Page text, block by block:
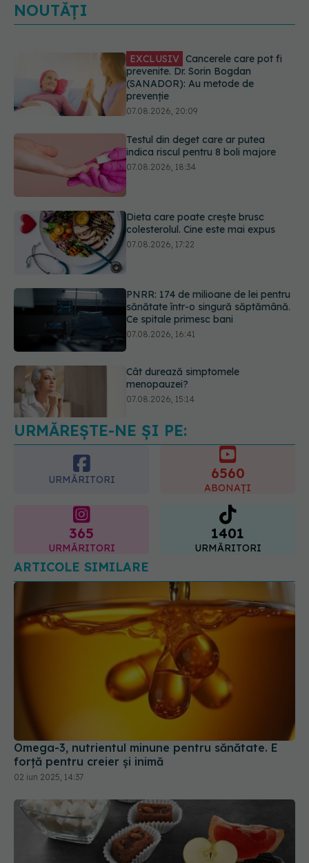
NOUTĂȚI
Testul din deget care ar putea
indica riscul pentru 8 boli majore
07.08.2026, 18:34
Dieta care poate crește brusc
colesterolul. Cine este mai expus
07.08.2026, 17:22
PNRR: 174 de milioane de lei pentru
sănătate într-o singură săptămână.
Ce spitale primesc bani
Cât durează simptomele
menopauzei?
07.08.2026, 15:14
EXCLUSIV Cancerele care pot fi
prevenite. Dr. Sorin Bogdan
(SANADOR): Au metode de
prevenție
URMĂREȘTE-NE ȘI PE:
URMĂRITORI
365
URMĂRITORI
1401
URMĂRITORI
Omega-3, nutrientul minune pentru sănătate. E
forță pentru creier și inimă